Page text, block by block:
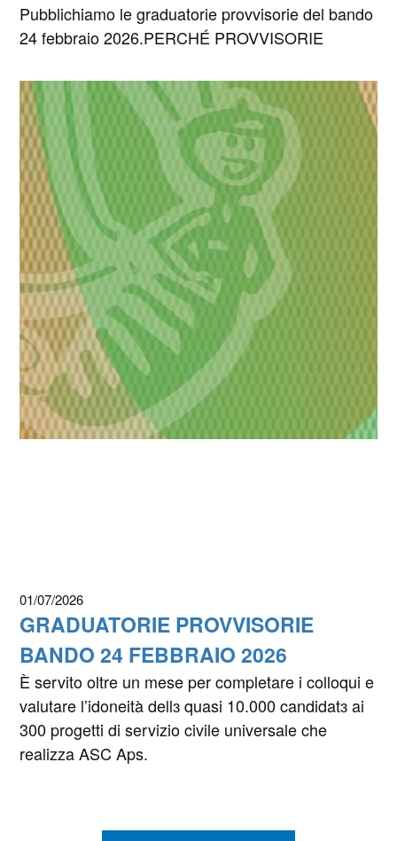
Pubblichiamo le graduatorie provvisorie del bando
24 febbraio 2026.PERCHÉ PROVVISORIE
01/07/2026
GRADUATORIE PROVVISORIE
BANDO 24 FEBBRAIO 2026
È servito oltre un mese per completare i colloqui e
valutare l’idoneità dellɜ quasi 10.000 candidatɜ ai
300 progetti di servizio civile universale che
realizza ASC Aps.